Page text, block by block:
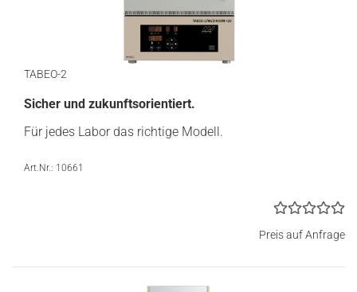
TABEO-2
Sicher und zukunftsorientiert.
Für jedes Labor das richtige Modell.
Art.Nr.: 10661
Preis auf Anfrage